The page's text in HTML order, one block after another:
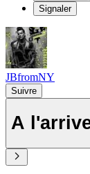
Signaler
JBfromNY
Suivre
A